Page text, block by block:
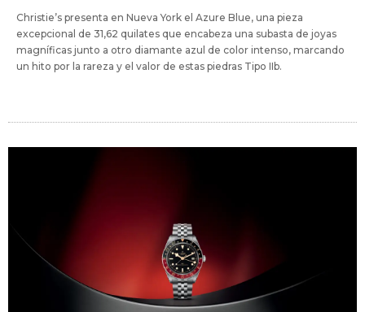
Christie’s presenta en Nueva York el Azure Blue, una pieza
excepcional de 31,62 quilates que encabeza una subasta de joyas
magníficas junto a otro diamante azul de color intenso, marcando
un hito por la rareza y el valor de estas piedras Tipo IIb.